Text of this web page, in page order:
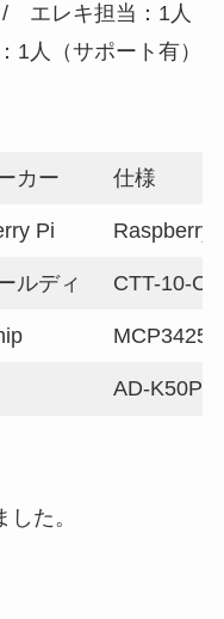
/ エレキ担当：1人
1人（サポート有）
カー 仕様
Pi Raspberry
ルディ CTT-10-
MCP3425
AD-
た。